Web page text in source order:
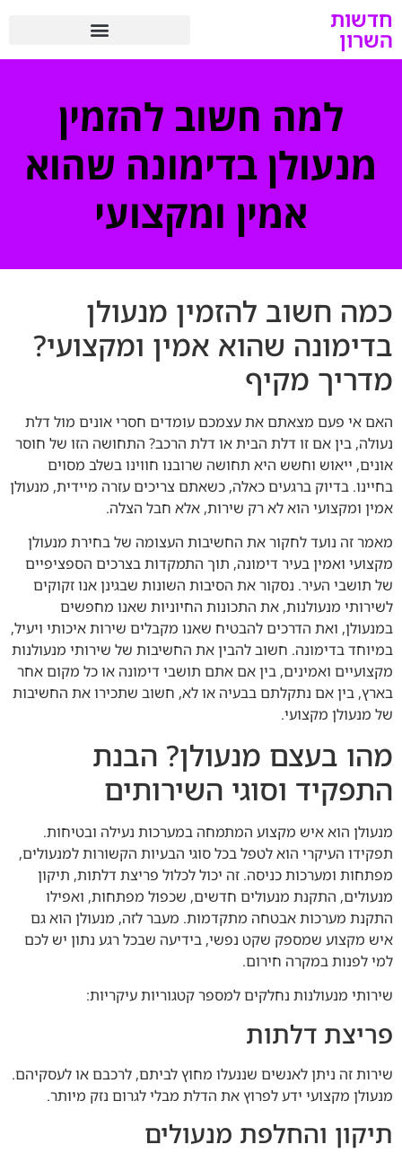
חדשות
השרון
למה חשוב להזמין
מנעולן בדימונה שהוא
אמין ומקצועי
כמה חשוב להזמין מנעולן
בדימונה שהוא אמין ומקצועי?
מדריך מקיף
האם אי פעם מצאתם את עצמכם עומדים חסרי אונים מול דלת
נעולה, בין אם זו דלת הבית או דלת הרכב? התחושה הזו של חוסר
אונים, ייאוש וחשש היא תחושה שרובנו חווינו בשלב מסוים
בחיינו. בדיוק ברגעים כאלה, כשאתם צריכים עזרה מיידית, מנעולן
אמין ומקצועי הוא לא רק שירות, אלא חבל הצלה.
מאמר זה נועד לחקור את החשיבות העצומה של בחירת מנעולן
מקצועי ואמין בעיר דימונה, תוך התמקדות בצרכים הספציפיים
של תושבי העיר. נסקור את הסיבות השונות שבגינן אנו זקוקים
לשירותי מנעולנות, את התכונות החיוניות שאנו מחפשים
במנעולן, ואת הדרכים להבטיח שאנו מקבלים שירות איכותי ויעיל,
במיוחד בדימונה. חשוב להבין את החשיבות של שירותי מנעולנות
מקצועיים ואמינים, בין אם אתם תושבי דימונה או כל מקום אחר
בארץ, בין אם נתקלתם בבעיה או לא, חשוב שתכירו את החשיבות
של מנעולן מקצועי.
מהו בעצם מנעולן? הבנת
התפקיד וסוגי השירותים
מנעולן הוא איש מקצוע המתמחה במערכות נעילה ובטיחות.
תפקידו העיקרי הוא לטפל בכל סוגי הבעיות הקשורות למנעולים,
מפתחות ומערכות כניסה. זה יכול לכלול פריצת דלתות, תיקון
מנעולים, התקנת מנעולים חדשים, שכפול מפתחות, ואפילו
התקנת מערכות אבטחה מתקדמות. מעבר לזה, מנעולן הוא גם
איש מקצוע שמספק שקט נפשי, בידיעה שבכל רגע נתון יש לכם
למי לפנות במקרה חירום.
שירותי מנעולנות נחלקים למספר קטגוריות עיקריות:
פריצת דלתות
שירות זה ניתן לאנשים שננעלו מחוץ לביתם, לרכבם או לעסקיהם.
מנעולן מקצועי ידע לפרוץ את הדלת מבלי לגרום נזק מיותר.
תיקון והחלפת מנעולים